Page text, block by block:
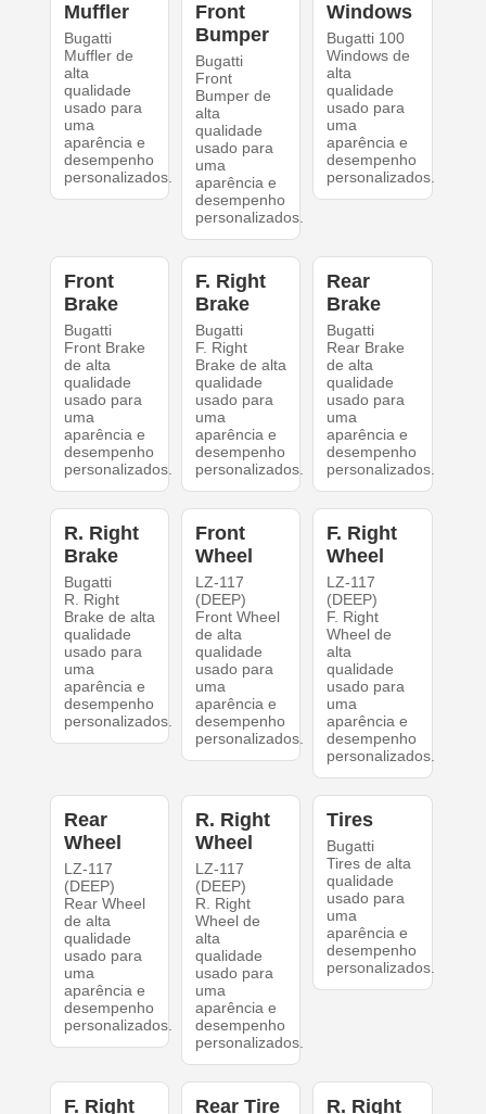
Muffler
Bugatti
Muffler de
alta
qualidade
usado para
uma
aparência e
desempenho
personalizados.
Front
Bumper
Bugatti
Front
Bumper de
alta
qualidade
usado para
uma
aparência e
desempenho
personalizados.
Windows
Bugatti 100
Windows de
alta
qualidade
usado para
uma
aparência e
desempenho
personalizados.
Front
Brake
Bugatti
Front Brake
de alta
qualidade
usado para
uma
aparência e
desempenho
personalizados.
F. Right
Brake
Bugatti
F. Right
Brake de alta
qualidade
usado para
uma
aparência e
desempenho
personalizados.
Rear
Brake
Bugatti
Rear Brake
de alta
qualidade
usado para
uma
aparência e
desempenho
personalizados.
R. Right
Brake
Bugatti
R. Right
Brake de alta
qualidade
usado para
uma
aparência e
desempenho
personalizados.
Front
Wheel
LZ-117
(DEEP)
Front Wheel
de alta
qualidade
usado para
uma
aparência e
desempenho
personalizados.
F. Right
Wheel
LZ-117
(DEEP)
F. Right
Wheel de
alta
qualidade
usado para
uma
aparência e
desempenho
personalizados.
Rear
Wheel
LZ-117
(DEEP)
Rear Wheel
de alta
qualidade
usado para
uma
aparência e
desempenho
personalizados.
R. Right
Wheel
LZ-117
(DEEP)
R. Right
Wheel de
alta
qualidade
usado para
uma
aparência e
desempenho
personalizados.
Tires
Bugatti
Tires de alta
qualidade
usado para
uma
aparência e
desempenho
personalizados.
F. Right Rear Tire R. Right